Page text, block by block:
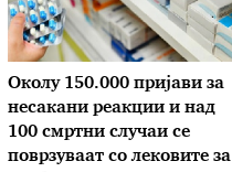
Околу 150.000 пријави за
несакани реакции и над
100 смртни случаи се
поврзуваат со лековите за